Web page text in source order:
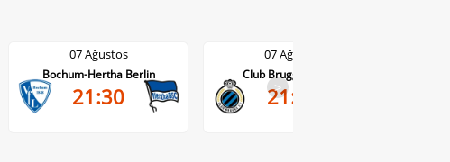
07 Ağustos
Bochum-Hertha Berlin
21:30
07 Ağustos
Club Brugge-Kortrijk
21:45
>